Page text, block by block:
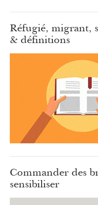
Réfugié, migrant,
& définitions
Commander des
sensibiliser